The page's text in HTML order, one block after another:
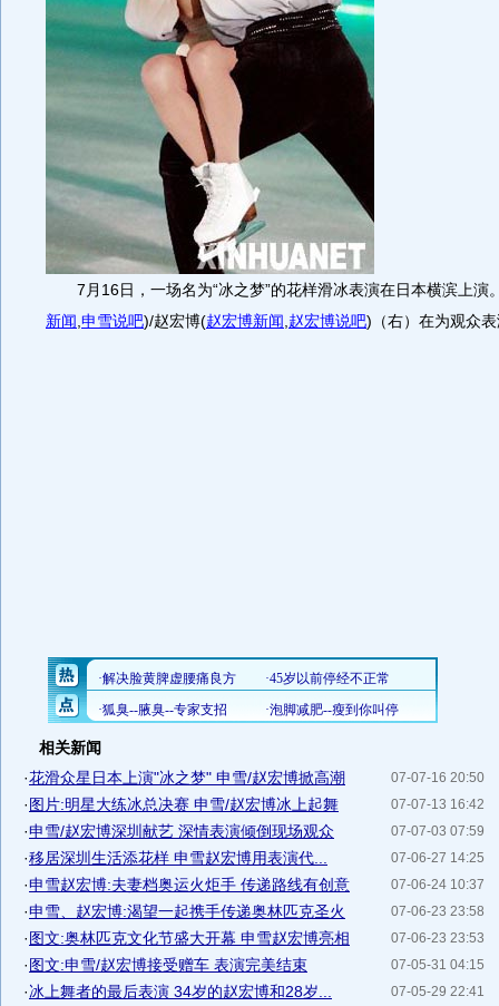
7月16日，一场名为“冰之梦”的花样滑冰表演在日本横滨上演
新闻 申雪说吧)/赵宏博(赵宏博新闻 赵宏博说吧) （右）在为观众
相关新闻
07-07-16 20:50
·花滑众星日本上演"冰之梦" 申雪/赵宏博掀高潮
07-07-13 16:42
·图片:明星大练冰总决赛 申雪/赵宏博冰上起舞
07-07-03 07:59
·申雪/赵宏博深圳献艺 深情表演倾倒现场观众
07-06-27 14:25
·移居深圳生活添花样 申雪赵宏博用表演代...
07-06-24 10:37
·申雪赵宏博:夫妻档奥运火炬手 传递路线有创意
07-06-23 23:58
·申雪、赵宏博:渴望一起携手传递奥林匹克圣火
07-06-23 23:53
·图文:奥林匹克文化节盛大开幕 申雪赵宏博亮相
07-05-31 04:15
·图文:申雪/赵宏博接受赠车 表演完美结束
07-05-29 22:41
·冰上舞者的最后表演 34岁的赵宏博和28岁...